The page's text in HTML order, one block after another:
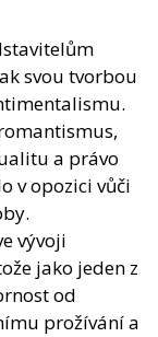
svou tvorbou
a právo
v opozici vůči
vývoji
jako jeden z
od
prožívání a